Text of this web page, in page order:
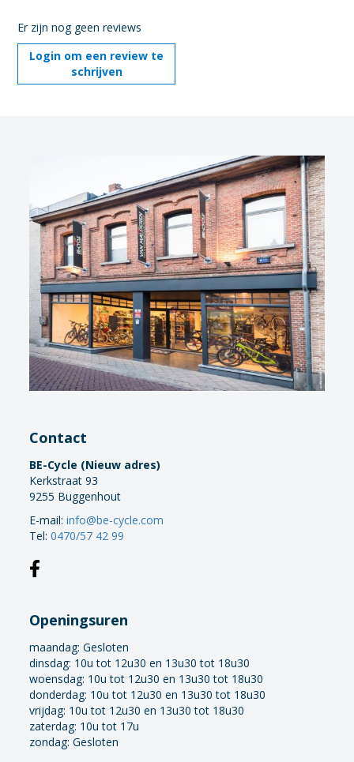
Er zijn nog geen reviews
Login om een review te
schrijven
Contact
BE-Cycle (Nieuw adres)
Kerkstraat 93
9255 Buggenhout
E-mail:info@be-cycle.com
Tel:0470/57 42 99
Openingsuren
maandag:Gesloten
dinsdag: 10u tot 12u30 en 13u30 tot 18u30
woensdag: 10u tot 12u30 en 13u30 tot 18u30
donderdag: 10u tot 12u30 en 13u30 tot 18u30
vrijdag: 10u tot 12u30 en 13u30 tot 18u30
zaterdag: 10u tot 17u
zondag: Gesloten